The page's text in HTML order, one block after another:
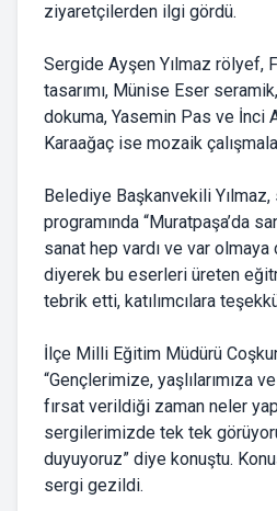
ziyaretçilerden ilgi gördü.
Sergide Ayşen Yılmaz rölyef,
tasarımı, Münise Eser
dokuma, Yasemin Pas ve İnci
Karaağaç ise mozaik
Belediye Başkanvekili Yılmaz,
programında “Muratpaşa’da
sanat hep vardı ve var
diyerek bu eserleri üreten
tebrik etti, katılımcılara
İlçe Milli Eğitim Müdürü
“Gençlerimize, yaşlılarımıza
fırsat verildiği zaman neler
sergilerimizde tek tek
duyuyoruz” diye konuştu.
sergi gezildi.